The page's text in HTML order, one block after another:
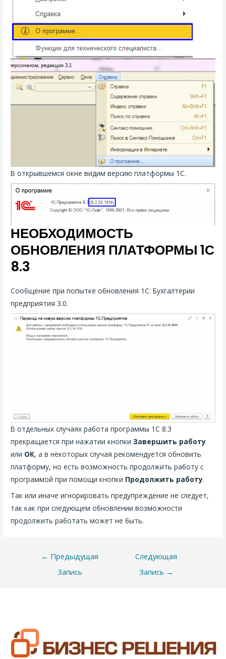
В открывшемся окне видим версию платформы 1С.
НЕОБХОДИМОСТЬ
ОБНОВЛЕНИЯ ПЛАТФОРМЫ 1С
8.3
Сообщение при попытке обновления 1С: Бухгалтерии
предприятия 3.0.
В отдельных случаях работа программы 1С 8.3
прекращается при нажатии кнопкиЗавершить работу
или ОК, а в некоторых случая рекомендуется обновить
платформу, но есть возможность продолжить работу с
программой при помощи кнопки Продолжить работу.
Так или иначе игнорировать предупреждение не следует,
так как при следующем обновлении возможности
продолжить работать может не быть.
Навигация
← Предыдущая
Запись
Следующая
Запись →